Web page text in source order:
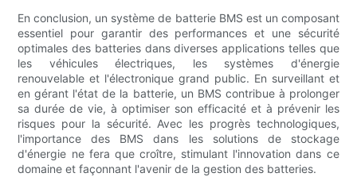
En conclusion, un système de batterie BMS est un composant
essentiel pour garantir des performances et une sécurité
optimales des batteries dans diverses applications telles que
les véhicules électriques, les systèmes d'énergie
renouvelable et l'électronique grand public. En surveillant et
en gérant l'état de la batterie, un BMS contribue à prolonger
sa durée de vie, à optimiser son efficacité et à prévenir les
risques pour la sécurité. Avec les progrès technologiques,
l'importance des BMS dans les solutions de stockage
d'énergie ne fera que croître, stimulant l'innovation dans ce
domaine et façonnant l'avenir de la gestion des batteries.